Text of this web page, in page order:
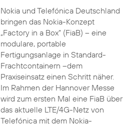
Nokia und Telefónica Deutschland
bringen das Nokia-Konzept
„Factory in a Box“ (FiaB) – eine
modulare, portable
Fertigungsanlage in Standard-
Frachtcontainern –dem
Praxiseinsatz einen Schritt näher.
Im Rahmen der Hannover Messe
wird zum ersten Mal eine FiaB über
das aktuelle LTE/4G-Netz von
Telefónica mit dem Nokia-